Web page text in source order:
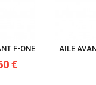
F-ONE
€
AILE